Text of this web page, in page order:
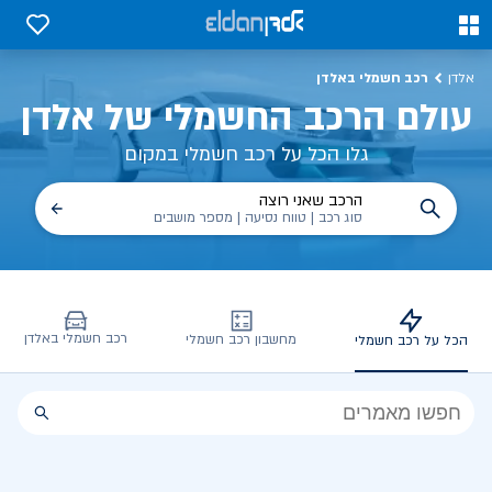
0
0
אלדן רכב חשמלי באלדן
עולם הרכב החשמלי של אלדן
גלו הכל על רכב חשמלי במקום
הרכב שאני רוצה
סוג רכב | טווח נסיעה | מספר מושבים
הכל על רכב חשמלי מחשבון רכב חשמלי רכב חשמלי באלדן
הכל
הכל על רכב חשמלי, שימושים, טכנולוגיה וכל מה שכדי לדעת | אלדן